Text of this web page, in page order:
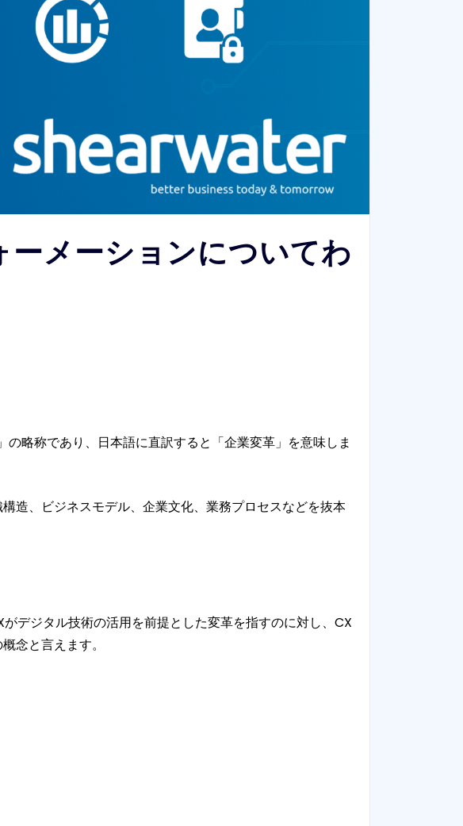
メーションについてわ
称であり、日本語に直訳すると「企業変革」を意味しま
造、ビジネスモデル、企業文化、業務プロセスなどを抜本
デジタル技術の活用を前提とした変革を指すのに対し、CX
念と言えます。